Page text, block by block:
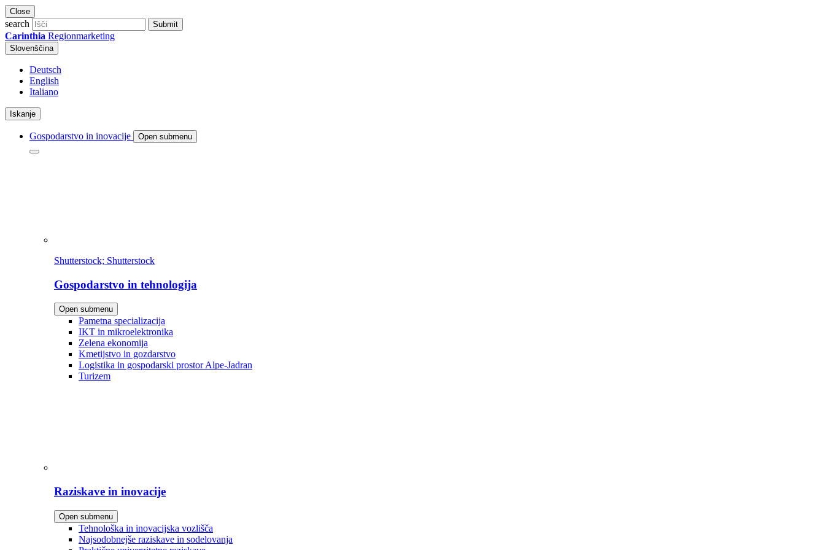
Close
search Submit
Carinthia Regionmarketing
Slovenščina
Deutsch
English
Italiano
Iskanje
Gospodarstvo in inovacije Open submenu
Shutterstock; Shutterstock
Gospodarstvo in tehnologija
Open submenu
Pametna specializacija
IKT in mikroelektronika
Zelena ekonomija
Kmetijstvo in gozdarstvo
Logistika in gospodarski prostor Alpe-Jadran
Turizem
Raziskave in inovacije
Open submenu
Tehnološka in inovacijska vozlišča
Najsodobnejše raziskave in sodelovanja